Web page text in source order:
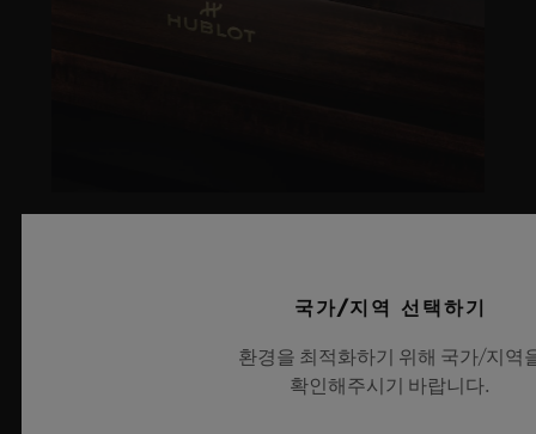
라이프스타일
더 알아보기
국가/지역 선택하기
환경을 최적화하기 위해 국가/지역
확인해주시기 바랍니다.